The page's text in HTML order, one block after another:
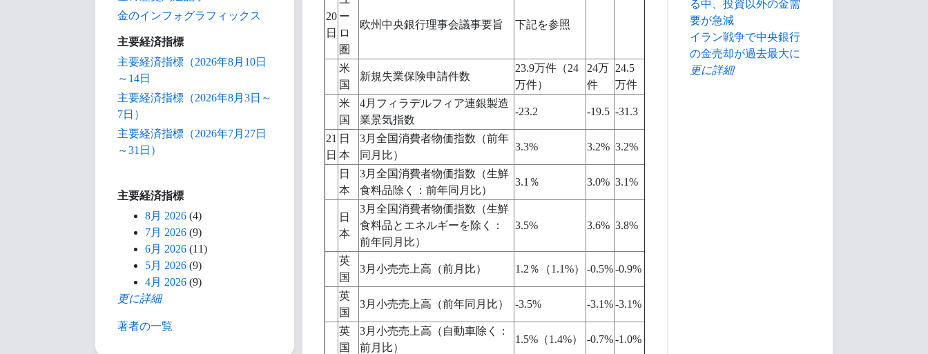
金のインフォグラフィックス
主要経済指標
主要経済指標（2026年8月10日
～14日
主要経済指標（2026年8月3日～
7日）
主要経済指標（2026年7月27日
～31日）
主要経済指標
8月 2026 (4)
7月 2026 (9)
6月 2026 (11)
5月 2026 (9)
4月 2026 (9)
更に詳細
著者の一覧
20
日
ー
ロ
圏
欧州中央銀行理事会議事要旨 下記を参照
米
国
新規失業保険申請件数
23.9万件（24
万件）
24万
件
24.5
万件
米
国
4月フィラデルフィア連銀製造
業景気指数
-23.2 -19.5 -31.3
21
日
日
本
3月全国消費者物価指数（前年
同月比）
3.3% 3.2% 3.2%
日
本
3月全国消費者物価指数（生鮮
食料品除く：前年同月比）
3.1％ 3.0% 3.1%
日
本
3月全国消費者物価指数（生鮮
食料品とエネルギーを除く：
前年同月比）
3.5% 3.6% 3.8%
英
国
3月小売売上高（前月比） 1.2％（1.1%） -0.5%-0.9%
英
国
3月小売売上高（前年同月比） -3.5% -3.1%-3.1%
英
国
3月小売売上高（自動車除く：
前月比）
1.5%（1.4%） -0.7%-1.0%
る中、投資以外の金需
要が急減
イラン戦争で中央銀行
の金売却が過去最大に
更に詳細